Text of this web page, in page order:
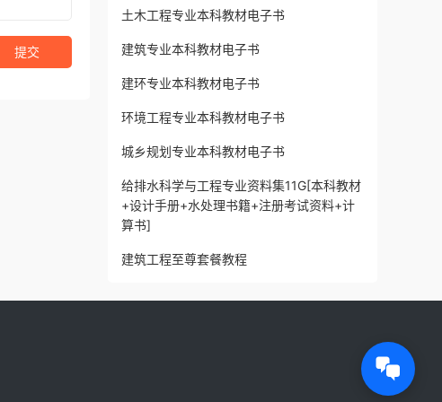
提交
土木工程专业本科教材电子书
建筑专业本科教材电子书
建环专业本科教材电子书
环境工程专业本科教材电子书
城乡规划专业本科教材电子书
给排水科学与工程专业资料集11G[本科教材
+设计手册+水处理书籍+注册考试资料+计
算书]
建筑工程至尊套餐教程